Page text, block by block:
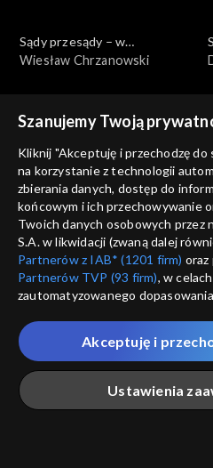
Sądy przesądy – w
powiększeniu
Wiesław Chrzanowski
Sądy przesądy – w
powiększeniu
Jarosław Marek Rymkiewicz
Sądy przesądy – w
powiększeniu
Jacek Gmoch
Szanujemy Twoją
Kliknij "Akceptuję i przechodzę do
na korzystanie z technologii
zbierania danych, dostęp do
końcowym i ich przechowywanie
Twoich danych osobowych przez
S.A. w likwidacji (zwaną dalej
Partnerów z IAB* (1201 firm) oraz
Partnerów TVP (93 firm), w
zautomatyzowanego
które wskazujemy poniżej, a także
przez nas identyfikatora PPID do
Twoje dane osobowe zbierane
Ciebie naszych
poszczególnych
„Portalem”, w tym informacje
Ustawienia
Akceptuję i